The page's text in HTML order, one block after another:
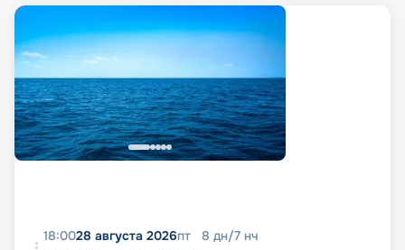
18:0028 августа 2026пт 8 дн/7 нч